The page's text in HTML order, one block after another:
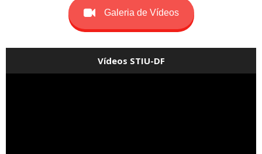
Galeria de Vídeos
Vídeos STIU-DF